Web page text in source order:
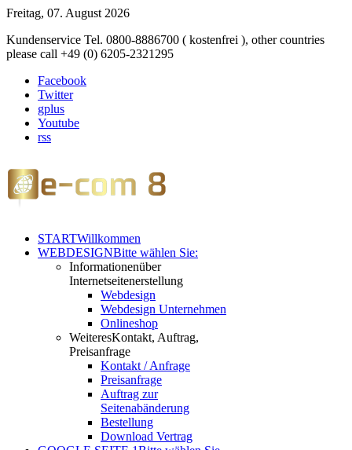
Freitag, 07. August 2026
Kundenservice Tel. 0800-8886700 ( kostenfrei ), other countries
please call +49 (0) 6205-2321295
Facebook
Twitter
gplus
Youtube
rss
STARTWillkommen
WEBDESIGNBitte wählen Sie:
Informationenüber
Internetseitenerstellung
Webdesign
Webdesign Unternehmen
Onlineshop
WeiteresKontakt, Auftrag,
Preisanfrage
Kontakt / Anfrage
Preisanfrage
Auftrag zur
Seitenabänderung
Bestellung
Download Vertrag